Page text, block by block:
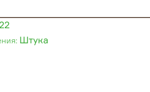
Штука